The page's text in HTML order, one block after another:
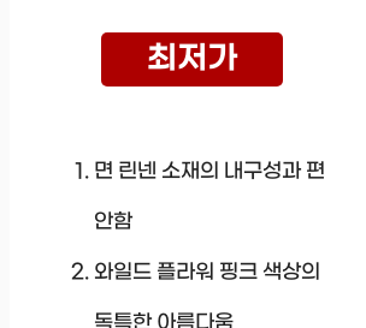
최저가
면 린넨 소재의 내구성과 편
안함
와일드 플라워 핑크 색상의
독특한 아름다움